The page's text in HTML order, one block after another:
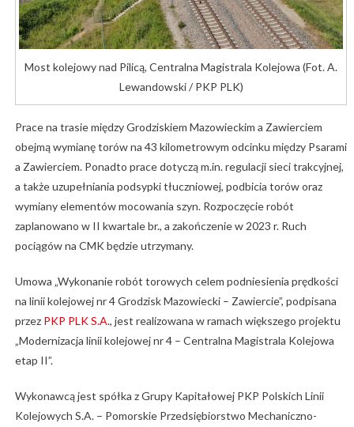
Most kolejowy nad Pilicą, Centralna Magistrala Kolejowa (Fot. A.
Lewandowski / PKP PLK)
Prace na trasie między Grodziskiem Mazowieckim a Zawierciem
obejmą wymianę torów na 43 kilometrowym odcinku między Psarami
a Zawierciem. Ponadto prace dotyczą m.in. regulacji sieci trakcyjnej,
a także uzupełniania podsypki tłuczniowej, podbicia torów oraz
wymiany elementów mocowania szyn. Rozpoczęcie robót
zaplanowano w II kwartale br., a zakończenie w 2023 r. Ruch
pociągów na CMK będzie utrzymany.
Umowa „Wykonanie robót torowych celem podniesienia prędkości
na linii kolejowej nr 4 Grodzisk Mazowiecki – Zawiercie”, podpisana
przez PKP PLK S.A., jest realizowana w ramach większego projektu
„Modernizacja linii kolejowej nr 4 – Centralna Magistrala Kolejowa
etap II”.
Wykonawcą jest spółka z Grupy Kapitałowej PKP Polskich Linii
Kolejowych S.A. – Pomorskie Przedsiębiorstwo Mechaniczno-